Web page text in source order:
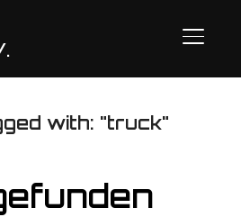
with: "truck"